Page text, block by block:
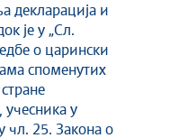
декларација и
је у „Сл.
о царински
споменутих
учесника у
чл. 25. Закона о